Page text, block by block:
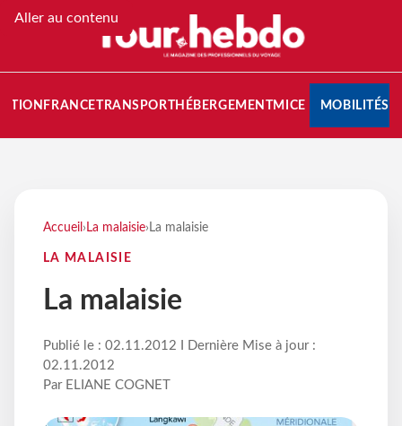
Aller au contenu
FRANCETRANSPORT HÉBERGEMENTMICE MOBILITÉS
Accueil › La malaisie› La malaisie
LA MALAISIE
La malaisie
Publié le : 02.11.2012 I Dernière Mise à jour :
02.11.2012
Par ELIANE COGNET